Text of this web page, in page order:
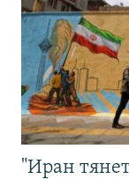
"Иран